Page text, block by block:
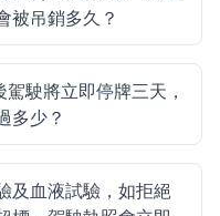
被吊銷多久？
駛將立即停牌三天，
多少？
及血液試驗，如拒絕